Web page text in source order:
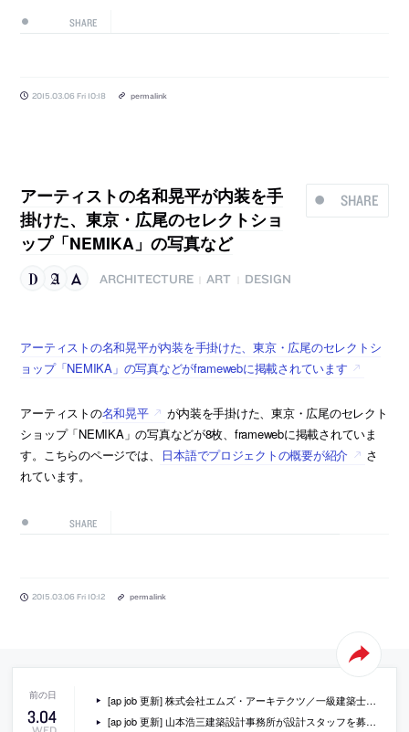
SHARE
2015.03.06 Fri 10:18 permalink
SHARE
アーティストの名和晃平が内装を手
掛けた、東京・広尾のセレクトショ
ップ「NEMIKA」の写真など
ARCHITECTURE ART DESIGN
アーティストの名和晃平が内装を手掛けた、東京・広尾のセレクトシ
ョップ「NEMIKA」の写真などがframewebに掲載されています
アーティストの名和晃平
が内装を手掛けた、東京・広尾のセレクト
ショップ「NEMIKA」の写真などが8枚、framewebに掲載されていま
す。こちらのページでは、
日本語でプロジェクトの概要が紹介
さ
れています。
SHARE
2015.03.06 Fri 10:12 permalink
3.04
[ap job 更新] 株式会社エムズ・アーキテクツ／一級建築士事務所が、スタッフを募集中
[ap job 更新] 山本浩三建築設計事務所が設計スタッフを募集中